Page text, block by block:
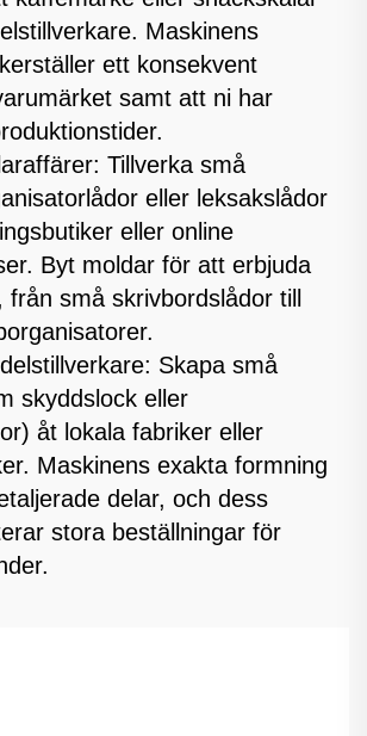
Maskinens
ett konsekvent
samt att ni har
Tillverka små
eller leksakslådor
eller online
Byt moldar för att erbjuda
små skrivbordslådor till
Skapa små
skyddslock eller
åt lokala fabriker eller
Maskinens exakta formning
delar, och dess
stora beställningar för